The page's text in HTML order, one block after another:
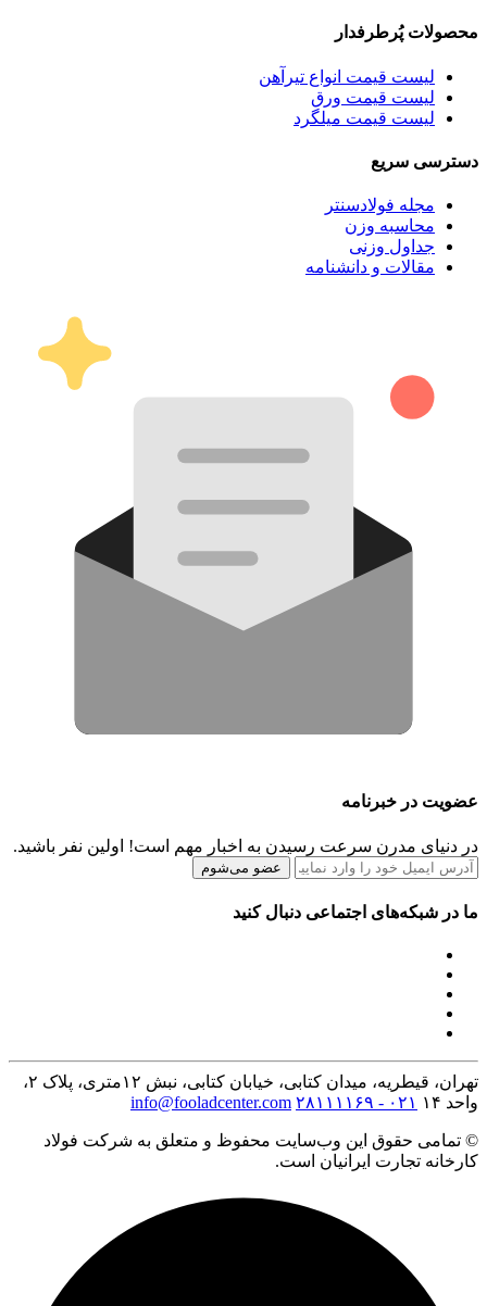
محصولات پُرطرفدار
لیست قیمت انواع تیرآهن
لیست قیمت ورق
لیست قیمت میلگرد
دسترسی سریع
مجله فولادسنتر
محاسبه وزن
جداول وزنی
مقالات و دانشنامه
عضویت در خبرنامه
در دنیای مدرن سرعت رسیدن به اخبار مهم است! اولین نفر باشید.
عضو می‌شوم
ما در شبکه‌های اجتماعی دنبال کنید
تهران، قیطریه، میدان کتابی، خیابان کتابی، نبش ۱۲متری، پلاک ۲،
واحد ۱۴
۰۲۱ - ۲۸۱۱۱۱۶۹ info@fooladcenter.com
© تمامی حقوق این وب‌سایت محفوظ و متعلق به شرکت فولاد
کارخانه تجارت ایرانیان است.